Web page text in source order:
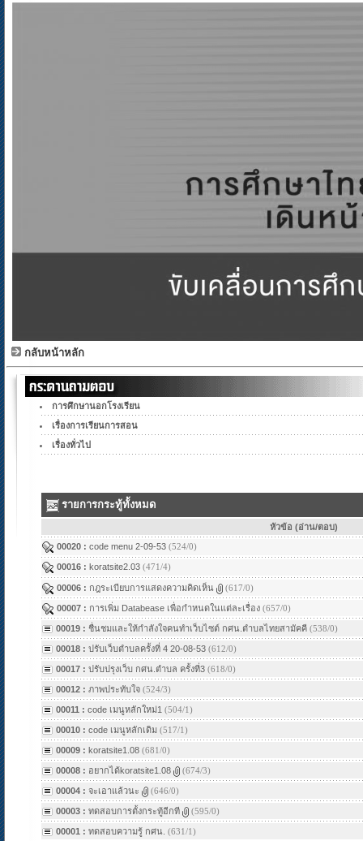
กลับหน้าหลัก
การศึกษานอกโรงเรียน
เรื่องการเรียนการสอน
เรื่องทั่วไป
รายการกระทู้ทั้งหมด
หัวข้อ (อ่าน/ตอบ)
00020 : code menu 2-09-53 (524/0)
00016 : koratsite2.03 (471/4)
00006 : กฎระเบียบการแสดงความคิดเห็น (617/0)
00007 : การเพิ่ม Databease เพื่อกำหนดในแต่ละเรื่อง (657/0)
00019 : ชื่นชมและให้กำลังใจคนทำเว็บไซต์ กศน.ตำบลไทยสามัคคี (538/0)
00018 : ปรับเว็บตำบลครั้งที่ 4 20-08-53 (612/0)
00017 : ปรับปรุงเว็บ กศน.ตำบล ครั้งที่3 (618/0)
00012 : ภาพประทับใจ (524/3)
00011 : code เมนูหลักใหม่1 (504/1)
00010 : code เมนูหลักเดิม (517/1)
00009 : koratsite1.08 (681/0)
00008 : อยากได้koratsite1.08 (674/3)
00004 : จะเอาแล้วนะ (646/0)
00003 : ทดสอบการตั้งกระทู้อีกที (595/0)
00001 : ทดสอบความรู้ กศน. (631/1)